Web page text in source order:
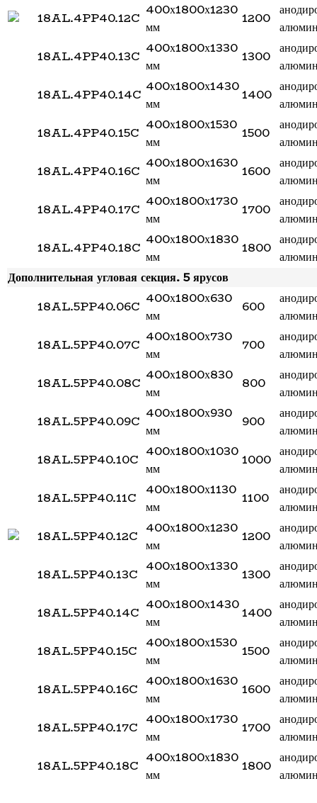
18AL.4PP40.12C 400х1800х1230
мм
1200
18AL.4PP40.13C 400х1800х1330
мм
1300
18AL.4PP40.14C 400х1800х1430
мм
1400
18AL.4PP40.15C 400х1800х1530
мм
1500
18AL.4PP40.16C 400х1800х1630
мм
1600
18AL.4PP40.17C 400х1800х1730
мм
1700
18AL.4PP40.18C 400х1800х1830
мм
1800
Дополнительная угловая секция. 5 ярусов
18AL.5PP40.06C 400х1800х630
мм
600
18AL.5PP40.07C 400х1800х730
мм
700
18AL.5PP40.08C 400х1800х830
мм
800
18AL.5PP40.09C 400х1800х930
мм
900
18AL.5PP40.10C 400х1800х1030
мм
1000
18AL.5PP40.11C 400х1800х1130
мм
1100
18AL.5PP40.12C 400х1800х1230
мм
1200
18AL.5PP40.13C 400х1800х1330
мм
1300
18AL.5PP40.14C 400х1800х1430
мм
1400
18AL.5PP40.15C 400х1800х1530
мм
1500
18AL.5PP40.16C 400х1800х1630
мм
1600
18AL.5PP40.17C 400х1800х1730
мм
1700
18AL.5PP40.18C 400х1800х1830
мм
1800